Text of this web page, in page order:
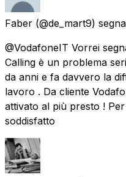
Faber (@de_mart9)
@VodafoneIT Vorrei
Calling è un problema
da anni e fa davvero la
lavoro . Da cliente
attivato al più presto !
soddisfatto